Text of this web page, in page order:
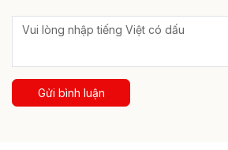
Gửi bình luận